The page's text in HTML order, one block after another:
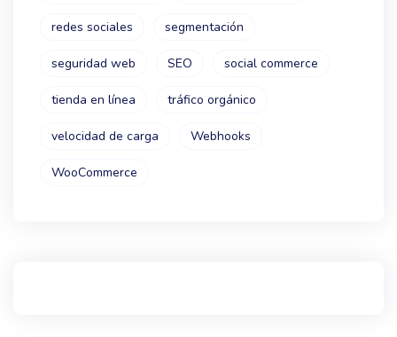
redes sociales segmentación
seguridad web SEO social commerce
tienda en línea tráfico orgánico
velocidad de carga Webhooks
WooCommerce